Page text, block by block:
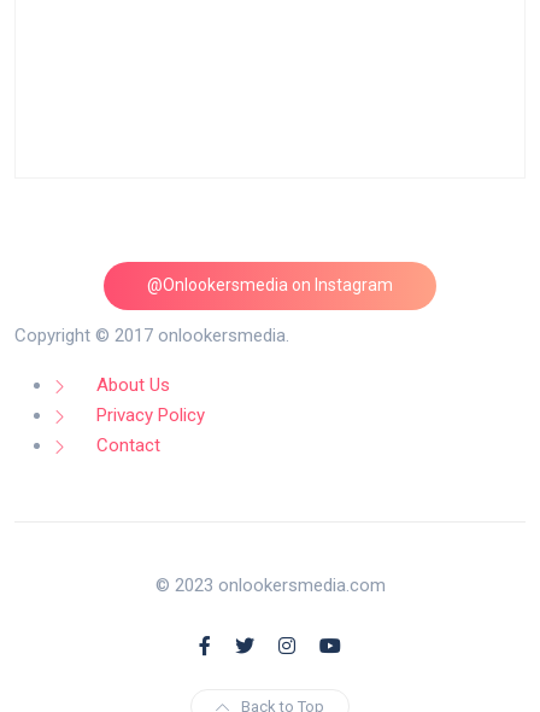
@Onlookersmedia on Instagram
Follow on Instagram
Copyright © 2017 onlookersmedia.
About Us
Privacy Policy
Contact
© 2023 onlookersmedia.com
Back to Top